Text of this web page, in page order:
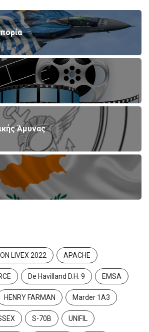
Άμυνας
LIVEX 2022 APACHE
De Havilland D.H. 9 EMSA
HENRY FARMAN Marder 1A3
S-70B UNIFIL